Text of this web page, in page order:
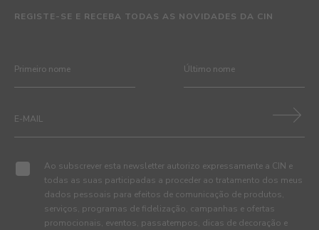
REGISTE-SE E RECEBA TODAS AS NOVIDADES DA CIN
Ao subscrever esta newsletter autorizo expressamente a CIN e
todas as suas participadas a proceder ao tratamento dos meus
dados pessoais para efeitos de comunicação de produtos,
serviços, programas de fidelização, campanhas e ofertas
promocionais, eventos, passatempos, dicas de decoração e